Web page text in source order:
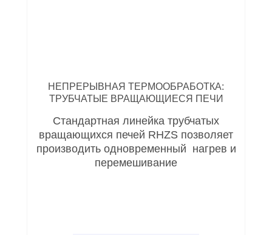
НЕПРЕРЫВНАЯ ТЕРМООБРАБОТКА:
ТРУБЧАТЫЕ ВРАЩАЮЩИЕСЯ ПЕЧИ
Стандартная линейка трубчатых
вращающихся печей RHZS позволяет
производить одновременный нагрев и
перемешивание